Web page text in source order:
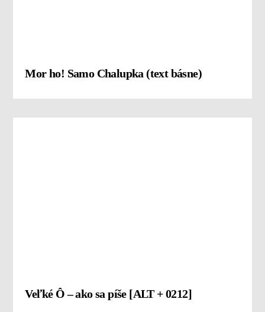
Mor ho! Samo Chalupka (text básne)
Veľké Ô – ako sa píše [ALT + 0212]